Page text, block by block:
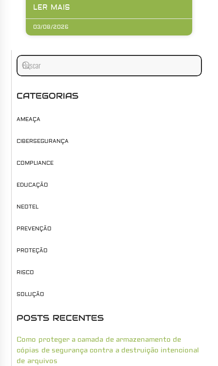
LER MAIS
03/08/2026
CATEGORIAS
AMEAÇA
CIBERSEGURANÇA
COMPLIANCE
EDUCAÇÃO
NEOTEL
PREVENÇÃO
PROTEÇÃO
RISCO
SOLUÇÃO
POSTS RECENTES
Como proteger a camada de armazenamento de
cópias de segurança contra a destruição intencional
de arquivos